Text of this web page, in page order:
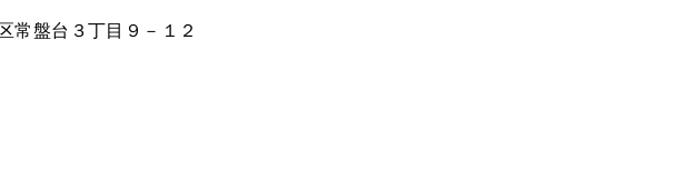
常盤台３丁目９－１２